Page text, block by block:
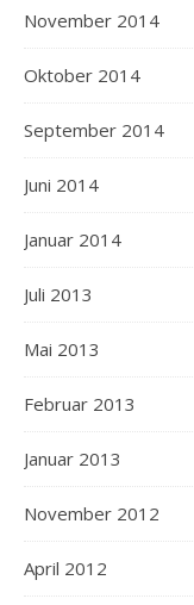
November 2014
Oktober 2014
September 2014
Juni 2014
Januar 2014
Juli 2013
Mai 2013
Februar 2013
Januar 2013
November 2012
April 2012